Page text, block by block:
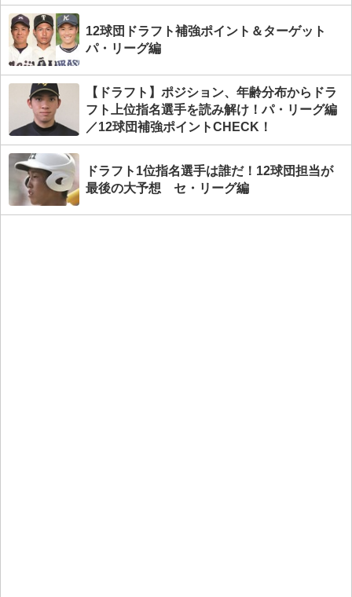
12球団ドラフト補強ポイント＆ターゲット
パ・リーグ編
【ドラフト】ポジション、年齢分布からドラ
フト上位指名選手を読み解け！パ・リーグ編
／12球団補強ポイントCHECK！
ドラフト1位指名選手は誰だ！12球団担当が
最後の大予想 セ・リーグ編